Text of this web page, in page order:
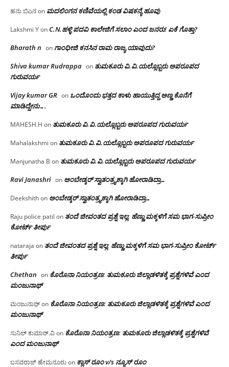
ಹನು ಬಿಎನon ಮದಲಿಂಗನ ಕಣಿವೆಯಲ್ಲಿ ಕಂಡ ವಿಷಕನ್ಯೆ ಹೂವು
Lakshmi YonC.N.ಹಳ್ಳಿ ಪದವಿ ಕಾಲೇಜಿಗೆ ಸಲಾಂ‌ ಎಂದ ಜನರು! ಏಕೆ ಗೊತ್ತಾ?
Bharath n onಗಾಂಧೀಜಿ ಕನಸಿನ ರಾಮ ರಾಜ್ಯ ಯಾವುದು?
Shiva kumar Rudrappa on ತುಮಕೂರು‌ ವಿ.ವಿ.ಯಲ್ಲೊಬ್ಬರು ಅಪರೂಪದ
ಗುರುವರ್ಯ
Vijay kumar GR on ಒಂದೊಂದು ಭತ್ತದ ಕಾಳು ಹಾಯುತ್ತಿದ್ದ ಅಣ್ಣ ಕೊನೆಗೆ
ಮಾಡಿದ್ದೇನು….
MAHESH.H on ತುಮಕೂರು‌ ವಿ.ವಿ.ಯಲ್ಲೊಬ್ಬರು ಅಪರೂಪದ ಗುರುವರ್ಯ
Mahalakshmi on ತುಮಕೂರು‌ ವಿ.ವಿ.ಯಲ್ಲೊಬ್ಬರು ಅಪರೂಪದ ಗುರುವರ್ಯ
Manjunatha B on ತುಮಕೂರು‌ ವಿ.ವಿ.ಯಲ್ಲೊಬ್ಬರು ಅಪರೂಪದ ಗುರುವರ್ಯ
Ravi Janashri on ಅಂಬೇಡ್ಕರ್ ಸ್ವಾತಂತ್ರ್ಯಕ್ಕಾಗಿ ಹೋರಾಡಿದ್ರಾ…
Deekshithon ಅಂಬೇಡ್ಕರ್ ಸ್ವಾತಂತ್ರ್ಯಕ್ಕಾಗಿ ಹೋರಾಡಿದ್ರಾ…
Raju police patil on ತಂದೆ ಜೀವಂತದ ಪ್ರಶ್ನೆ ಇಲ್ಲ: ಹೆಣ್ಣು ಮಕ್ಕಳಿಗೆ ಸಮ ಭಾಗ-ಸುಪ್ರೀಂ
ಕೋರ್ಟ್ ತೀರ್ಪು
nataraja on ತಂದೆ ಜೀವಂತದ ಪ್ರಶ್ನೆ ಇಲ್ಲ: ಹೆಣ್ಣು ಮಕ್ಕಳಿಗೆ ಸಮ ಭಾಗ-ಸುಪ್ರೀಂ ಕೋರ್ಟ್
ತೀರ್ಪು
Chethan on ಕೊರೊನಾ ನಿಯಂತ್ರಣ: ತುಮಕೂರು ಜಿಲ್ಲಾಡಳಿತಕ್ಕೆ ಪ್ರಶ್ನೆಗಳಿವೆ ಎಂದ
ಮಂಜು‌ನಾಥ್
ಮಂಜುನಾಥ್on ಕೊರೊನಾ ನಿಯಂತ್ರಣ: ತುಮಕೂರು ಜಿಲ್ಲಾಡಳಿತಕ್ಕೆ ಪ್ರಶ್ನೆಗಳಿವೆ ಎಂದ
ಮಂಜು‌ನಾಥ್
ಸುನಿಲ್ ಕುಮಾರ್.ವಿon ಕೊರೊನಾ ನಿಯಂತ್ರಣ: ತುಮಕೂರು ಜಿಲ್ಲಾಡಳಿತಕ್ಕೆ ಪ್ರಶ್ನೆಗಳಿವೆ
ಎಂದ ಮಂಜು‌ನಾಥ್
ಬಸವರಾಜ್ ಹೇಮನೂರುon ಕ್ಲಾಸ್ ರೂಂ v/s ನ್ಯೂಸ್ ರೂಂ